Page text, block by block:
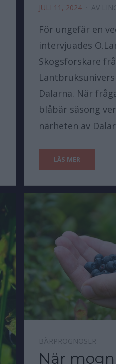
JULI 11, 2024 AV
För ungefär en
intervjuades
Skogsforskare
Dalarna. När
blåbär säsong
närheten av
LÄS MER
BÄRPROGNOSER
När